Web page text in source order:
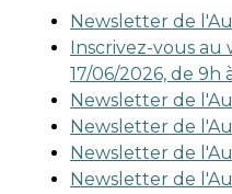
Newsletter de
Inscrivez-vous
17/06/2026, de 9h
Newsletter de
Newsletter de
Newsletter de
Newsletter de